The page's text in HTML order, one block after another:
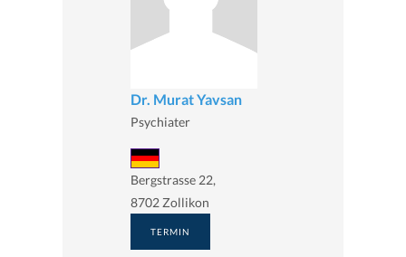
Dr. Murat Yavsan
Psychiater
Bergstrasse 22,
8702 Zollikon
TERMIN